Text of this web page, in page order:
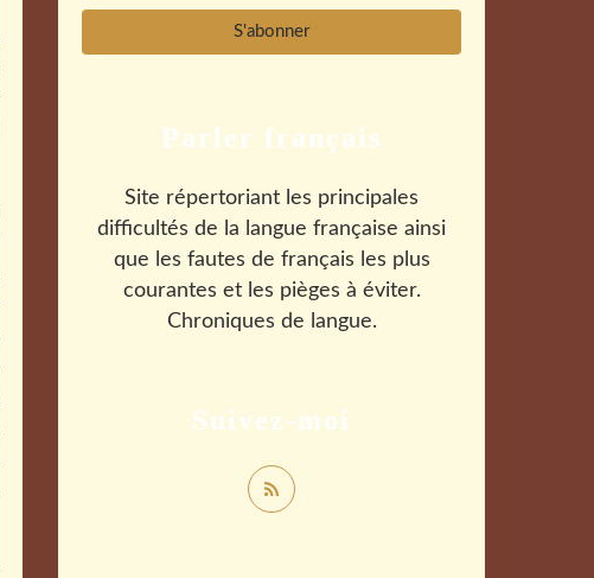
Suivez-moi
Parler français
Site répertoriant les principales
difficultés de la langue française ainsi
que les fautes de français les plus
courantes et les pièges à éviter.
Chroniques de langue.